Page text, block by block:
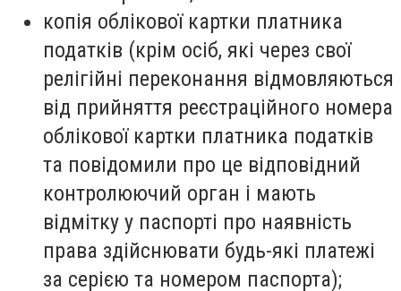
копія облікової картки платника
податків (крім осіб, які через свої
релігійні переконання відмовляються
від прийняття реєстраційного номера
облікової картки платника податків
та повідомили про це відповідний
контролюючий орган і мають
відмітку у паспорті про наявність
права здійснювати будь-які платежі
за серією та номером паспорта);